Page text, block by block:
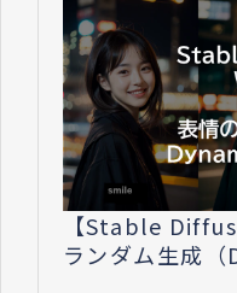
【Stable
ランダム生成